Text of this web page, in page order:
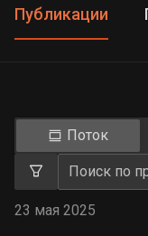
Публикации
Поток
23 мая 2025